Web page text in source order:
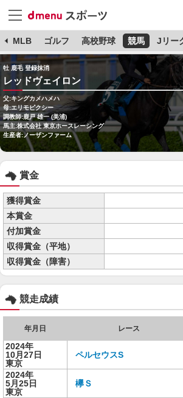
MLB ゴルフ 高校野球 競馬 Jリー
牡 鹿毛 登録抹消
レッドヴェイロン
父:キングカメハメハ
母:エリモピクシー
調教師:鹿戸 雄一 (美浦)
馬主:株式会社 東京ホースレーシング
生産者:ノーザンファーム
賞金
獲得賞金
本賞金
付加賞金
収得賞金（平地）
収得賞金（障害）
競走成績
年月日 レース
2024年
10月27日
東京
ペルセウスS
2024年
5月25日
東京
欅Ｓ